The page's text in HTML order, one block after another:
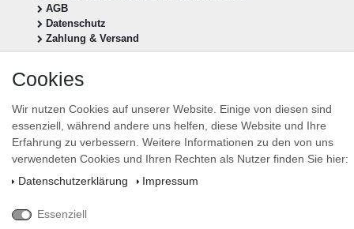
AGB
Datenschutz
Zahlung & Versand
E-MAIL **
Newsletter
Honig
kann ich jederzeit widerrufen.**
Cookies
Wir nutzen Cookies auf unserer Website. Einige von diesen sind
essenziell, während andere uns helfen, diese Website und Ihre
Erfahrung zu verbessern. Weitere Informationen zu den von uns
verwendeten Cookies und Ihren Rechten als Nutzer finden Sie hier:
Daten­schutz­erklärung
Impressum
Essenziell